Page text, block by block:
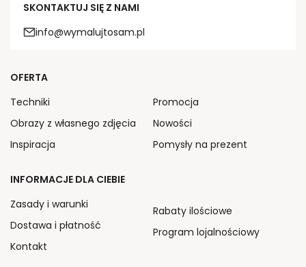
SKONTAKTUJ SIĘ Z NAMI
info@wymalujtosam.pl
OFERTA
Techniki
Obrazy z własnego zdjęcia
Inspiracja
Promocja
Nowości
Pomysły na prezent
INFORMACJE DLA CIEBIE
Zasady i warunki
Dostawa i płatność
Kontakt
Rabaty ilościowe
Program lojalnościowy